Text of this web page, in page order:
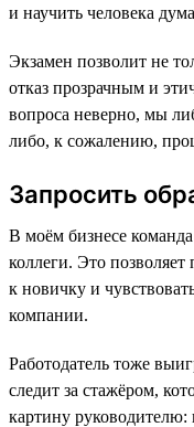
и научить человека
Экзамен позволит не
отказ прозрачным и
вопроса неверно, мы
либо, к сожалению,
Запросить
В моём бизнесе
коллеги. Это позволяет
к новичку и
компании.
Работодатель тоже
следит за стажёром,
картину руководителю: